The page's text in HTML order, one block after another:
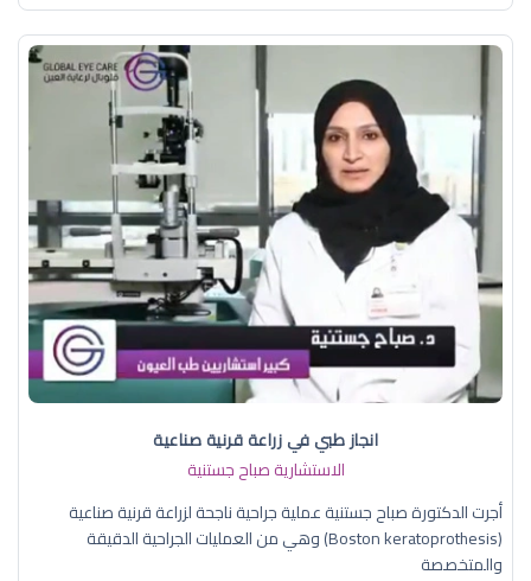
انجاز طبي في زراعة قرنية صناعية
الاستشارية صباح جستنية
أجرت الدكتورة صباح جستنية عملية جراحية ناجحة لزراعة قرنية صناعية
(Boston keratoprothesis) وهي من العمليات الجراحية الدقيقة
والمتخصصة